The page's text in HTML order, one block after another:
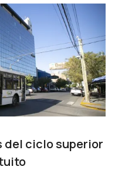
del ciclo superior